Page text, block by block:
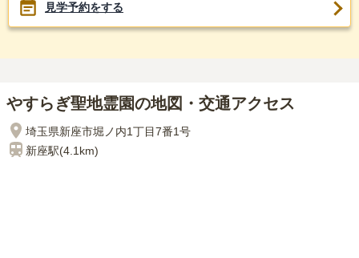
見学予約をする
やすらぎ聖地霊園の地図・交通アクセス
埼玉県新座市堀ノ内1丁目7番1号
新座駅(4.1km)